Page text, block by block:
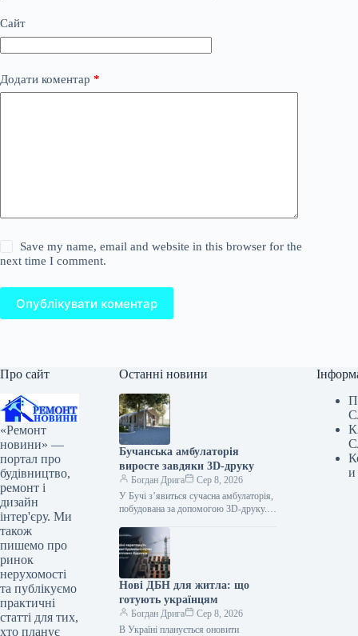
Сайт
Додати коментар *
Save my name, email and website in this browser for the
next time I comment.
Опублікувати коментар
Про сайт
«Ремонт
новини» —
портал про
будівництво,
ремонт і
дизайн
інтер'єру. Ми
також
пишемо про
ринок
нерухомості
та публікуємо
практичні
статті для тих,
хто планує
Останні новини
Бучанська амбулаторія
виросте завдяки 3D-друку
Богдан Дрига
Сер 8, 2026
У Бучі з’явиться сучасна амбулаторія,
побудована за допомогою 3D-друку.
голова Андрій Федорук, передає
Property Times.…
Нові ДБН для житла: що
готують українцям
Богдан Дрига
Сер 8, 2026
В Україні планується оновити
и